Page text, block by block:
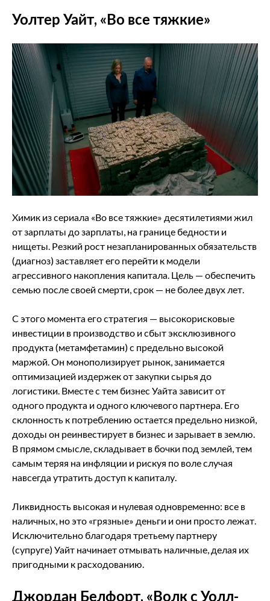
Уолтер Уайт, «Во все тяжкие»
Химик из сериала «Во все тяжкие» десятилетиями жил
от зарплаты до зарплаты, на границе бедности и
нищеты. Резкий рост незапланированных обязательств
(диагноз) заставляет его перейти к модели
агрессивного накопления капитала. Цель — обеспечить
семью после своей смерти, срок — не более двух лет.
С этого момента его стратегия — высокорисковые
инвестиции в производство и сбыт эксклюзивного
продукта (метамфетамин) с предельно высокой
маржой. Он монополизирует рынок, занимается
оптимизацией издержек от закупки сырья до
логистики. Вместе с тем бизнес Уайта зависит от
одного продукта и одного ключевого партнера. Его
склонность к потреблению остается предельно низкой,
доходы он реинвестирует в бизнес и зарывает в землю.
В прямом смысле, складывает в бочки под землей, тем
самым теряя на инфляции и рискуя по воле случая
навсегда утратить доступ к капиталу.
Ликвидность высокая и нулевая одновременно: все в
наличных, но это «грязные» деньги и они просто лежат.
Исключительно благодаря третьему партнеру
(супруге) Уайт начинает отмывать наличные, делая их
пригодными к расходованию.
Джордан Белфорт, «Волк с Уолл-